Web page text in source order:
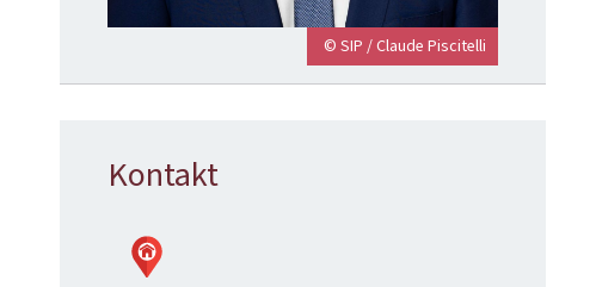
© SIP / Claude Piscitelli
Kontakt